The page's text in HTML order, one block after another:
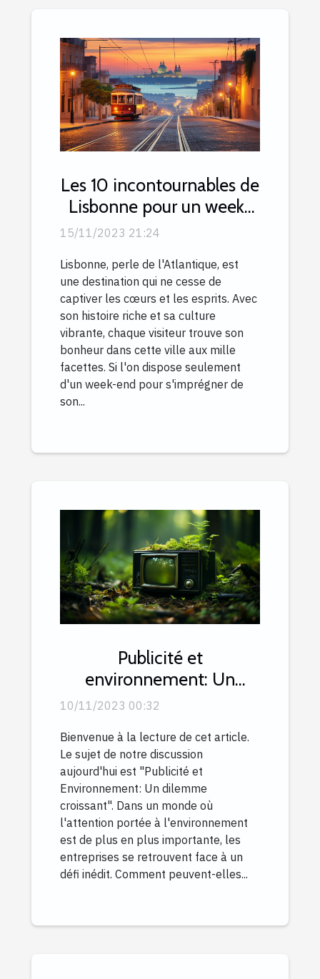
Les 10 incontournables de
Lisbonne pour un week-
end inoubliable
15/11/2023 21:24
Lisbonne, perle de l'Atlantique, est
une destination qui ne cesse de
captiver les cœurs et les esprits. Avec
son histoire riche et sa culture
vibrante, chaque visiteur trouve son
bonheur dans cette ville aux mille
facettes. Si l'on dispose seulement
d'un week-end pour s'imprégner de
son...
Publicité et
environnement: Un
dilemme croissant
10/11/2023 00:32
Bienvenue à la lecture de cet article.
Le sujet de notre discussion
aujourd'hui est "Publicité et
Environnement: Un dilemme
croissant". Dans un monde où
l'attention portée à l'environnement
est de plus en plus importante, les
entreprises se retrouvent face à un
défi inédit. Comment peuvent-elles...